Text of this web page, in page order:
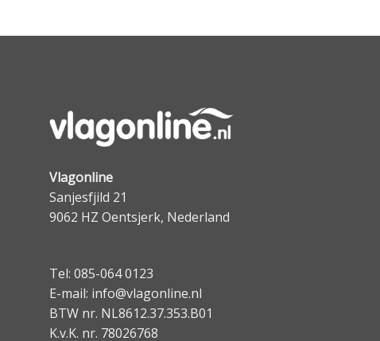
Vlagonline
Sanjesfjild 21
9062 HZ Oentsjerk, Nederland
Tel: 085-064 0123
E-mail: info@vlagonline.nl
BTW nr. NL8612.37.353.B01
K.v.K. nr. 78026768